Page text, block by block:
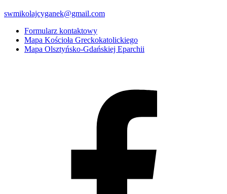
swmikolajcyganek@gmail.com
Formularz kontaktowy
Mapa Kościoła Greckokatolickiego
Mapa Olsztyńsko-Gdańskiej Eparchii